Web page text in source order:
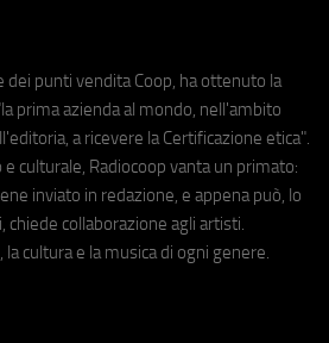
dei punti vendita Coop, ha ottenuto la
prima azienda al mondo, nell'ambito
a ricevere la Certificazione etica".
culturale, Radiocoop vanta un primato:
inviato in redazione, e appena può, lo
chiede collaborazione agli artisti.
cultura e la musica di ogni genere.